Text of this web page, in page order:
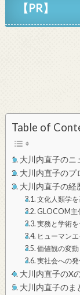
【PR】
Table of
大川内直子のニ
大川内直子のプ
大川内直子の経
文化人類学
GLOCOM主
実務と学術
ヒューマン
価値観の変
実社会への
大川内直子のX
大川内直子のま